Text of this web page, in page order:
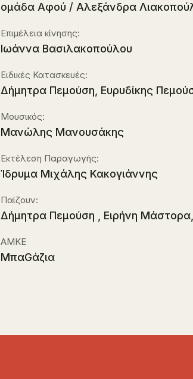
ομάδα Αφού / Αλεξάνδρα
Επιμέλεια κίνησης:
Ιωάννα Βασιλακοπούλου
Ειδικές Κατασκευές:
Δήμητρα Πεμούση, Ευρυδίκης
Μουσικός:
Μανώλης Μανουσάκης
Εκτέλεση Παραγωγής:
Ίδρυμα Μιχάλης Κακογιάννης
Παίζουν:
Δήμητρα Πεμούση , Ειρήνη
ΑΜΚΕ
ΜπαGάζια